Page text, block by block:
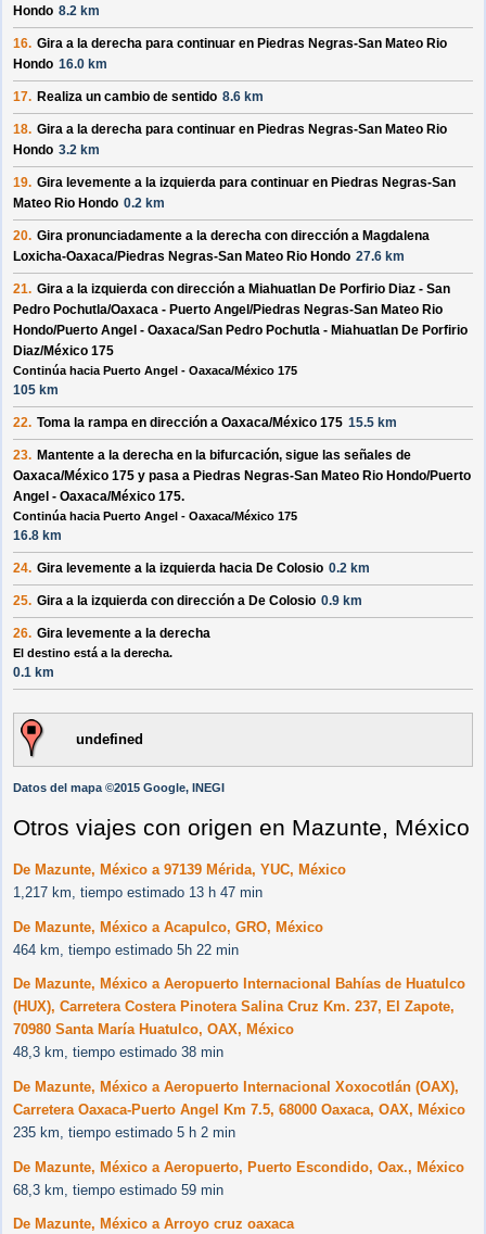
Hondo 8.2 km
16. Gira a la derecha para continuar en Piedras Negras-San Mateo Rio
Hondo 16.0 km
17. Realiza un cambio de sentido 8.6 km
18. Gira a la derecha para continuar en Piedras Negras-San Mateo Rio
Hondo 3.2 km
19. Gira levemente a la izquierda para continuar en Piedras Negras-San
Mateo Rio Hondo 0.2 km
20. Gira pronunciadamente a la derecha con dirección a Magdalena
Loxicha-Oaxaca/Piedras Negras-San Mateo Rio Hondo 27.6 km
21. Gira a la izquierda con dirección a Miahuatlan De Porfirio Diaz - San
Pedro Pochutla/Oaxaca - Puerto Angel/Piedras Negras-San Mateo Rio
Hondo/Puerto Angel - Oaxaca/San Pedro Pochutla - Miahuatlan De Porfirio
Diaz/México 175
Continúa hacia Puerto Angel - Oaxaca/México 175
105 km
22. Toma la rampa en dirección a Oaxaca/México 175 15.5 km
23. Mantente a la derecha en la bifurcación, sigue las señales de
Oaxaca/México 175 y pasa a Piedras Negras-San Mateo Rio Hondo/Puerto
Angel - Oaxaca/México 175.
Continúa hacia Puerto Angel - Oaxaca/México 175
16.8 km
24. Gira levemente a la izquierda hacia De Colosio 0.2 km
25. Gira a la izquierda con dirección a De Colosio 0.9 km
26. Gira levemente a la derecha
El destino está a la derecha.
0.1 km
undefined
Datos del mapa ©2015 Google, INEGI
Otros viajes con origen en Mazunte, México
De Mazunte, México a 97139 Mérida, YUC, México
1,217 km, tiempo estimado 13 h 47 min
De Mazunte, México a Acapulco, GRO, México
464 km, tiempo estimado 5h 22 min
De Mazunte, México a Aeropuerto Internacional Bahías de Huatulco
(HUX), Carretera Costera Pinotera Salina Cruz Km. 237, El Zapote,
70980 Santa María Huatulco, OAX, México
48,3 km, tiempo estimado 38 min
De Mazunte, México a Aeropuerto Internacional Xoxocotlán (OAX),
Carretera Oaxaca-Puerto Angel Km 7.5, 68000 Oaxaca, OAX, México
235 km, tiempo estimado 5 h 2 min
De Mazunte, México a Aeropuerto, Puerto Escondido, Oax., México
68,3 km, tiempo estimado 59 min
De Mazunte, México a Arroyo cruz oaxaca